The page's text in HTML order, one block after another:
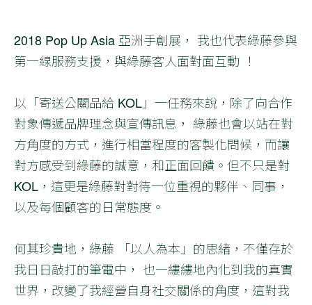
2018 Pop Up Asia 亞洲手創展， 我也代表綠藤參與
第一線服務支援，與綠藤客人面對面互動 ！
以「寄送公關品給 KOL」一任務來說，除了向合作
對象傳遞品牌理念與宣傳訊息， 綠藤也會以站在對
方角度的方式，進行相當程度的客製化問候，而讓
對方感受到綠藤的誠意，和正面回饋。但不只是對
KOL，這更是綠藤對對待一位重視的夥伴、同事，
以及每個顧客的日常態度。
何其珍貴地，綠藤 「以人為本」的思緒，不僅存於
我日日敲打的筆電中， 也一縷縷地內化到我的真實
世界，改變了我經營自身社交關係的角度，這對我